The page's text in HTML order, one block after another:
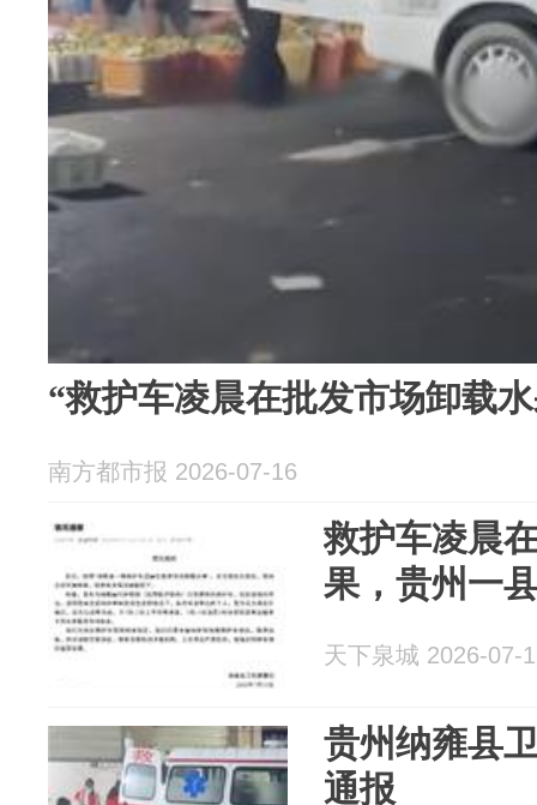
“救护车凌晨在批发市场卸载
南方都市报 2026-07-16
救护车凌晨
果，贵州一
天下泉城 2026-07-
贵州纳雍县
通报